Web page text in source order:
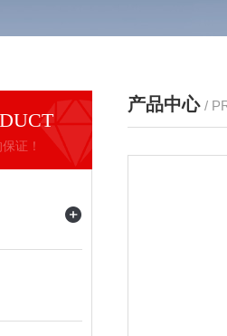
证！
产品中心 /